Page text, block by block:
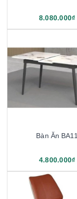
8.080.000₫
Bàn Ăn BA11
4.800.000₫